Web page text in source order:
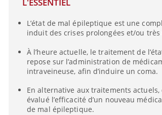
L’état de mal épileptique est une
induit des crises prolongées et/ou très
À l’heure actuelle, le traitement de
repose sur l’administration de
intraveineuse, afin d’induire un coma.
En alternative aux traitements
évalué l’efficacité d’un nouveau
de mal épileptique.